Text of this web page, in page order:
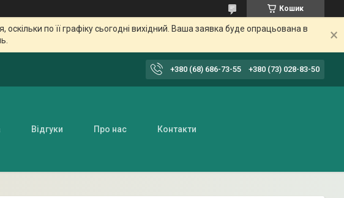
Кошик
по її графіку сьогодні вихідний. Ваша заявка буде опрацьована в
+380 (68) 686-73-55 +380 (73) 028-83-50
Відгуки Про нас Контакти